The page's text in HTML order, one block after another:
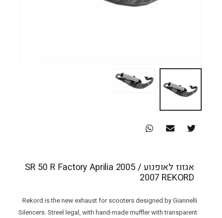
אגזוז לאופנוע SR 50 R Factory Aprilia 2005 /
2007 REKORD
Rekord is the new exhaust for scooters designed by Giannelli
Silencers. Streel legal, with hand-made muffler with transparent